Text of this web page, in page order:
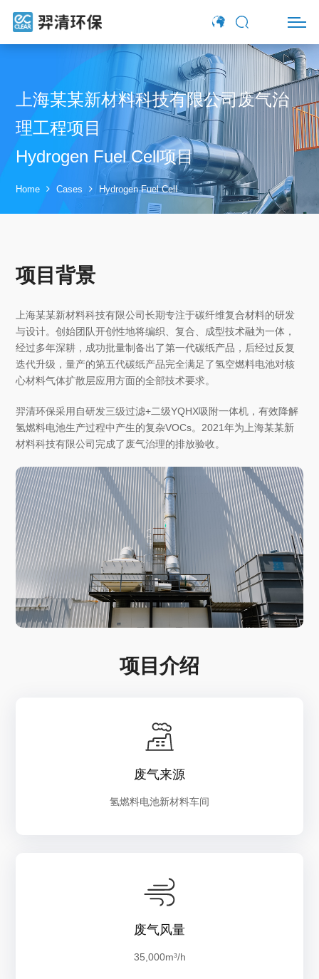
上海某某新材料科技有限公司废气治
理工程项目
Hydrogen Fuel Cell项目
Home Cases Hydrogen Fuel Cell
项目背景
上海某某新材料科技有限公司长期专注于碳纤维复合材料的研发
与设计。创始团队开创性地将编织、复合、成型技术融为一体，
经过多年深耕，成功批量制备出了第一代碳纸产品，后经过反复
迭代升级，量产的第五代碳纸产品完全满足了氢空燃料电池对核
心材料气体扩散层应用方面的全部技术要求。
羿清环保采用自研发三级过滤+二级YQHX吸附一体机，有效降解
氢燃料电池生产过程中产生的复杂VOCs。2021年为上海某某新
材料科技有限公司完成了废气治理的排放验收。
项目介绍
废气来源
氢燃料电池新材料车间
废气风量
35,000m³/h